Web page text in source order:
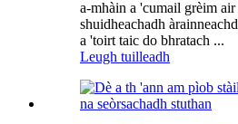
a-mhàin a 'cumail grèim
shuidheachadh
a 'toirt taic do bhratach ...
Leugh tuilleadh